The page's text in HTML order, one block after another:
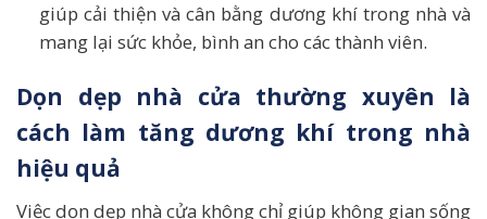
giúp cải thiện và cân bằng dương khí trong nhà và
mang lại sức khỏe, bình an cho các thành viên.
Dọn dẹp nhà cửa thường xuyên là
cách làm tăng dương khí trong nhà
hiệu quả
Việc dọn dẹp nhà cửa không chỉ giúp không gian sống